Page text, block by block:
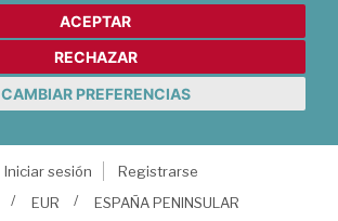
ACEPTAR
RECHAZAR
CAMBIAR PREFERENCIAS
Iniciar sesión
Registrarse
EUR ESPAÑA PENINSULAR